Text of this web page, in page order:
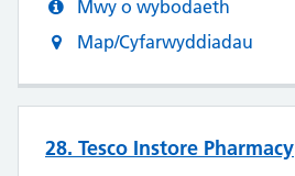
Mwy o wybodaeth
Map/Cyfarwyddiadau
28. Tesco Instore Pharmacy